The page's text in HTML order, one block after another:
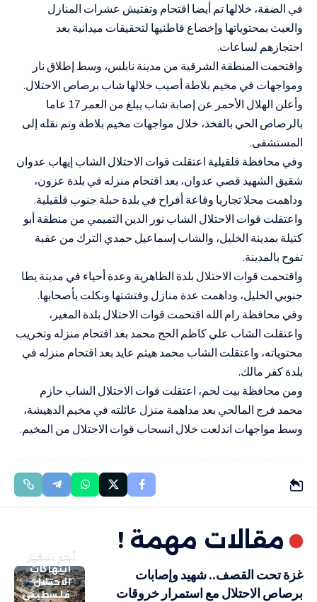
في الضفة، خلالها تم أيضا اقتحام وتفتيش عشرات المنازل
والعبث بمحتوياتها وإخضاع قاطنيها لتحقيقات ميدانية بعد
احتجازهم لساعات.
واقتحمت المنطقة الشرقية من مدينة نابلس، وسط إطلاق نار
ومواجهات في مخيم بلاطة أصيب خلالها شاب برصاص الاحتلال.
وأعلن الهلال الأحمر عن إصابة شاب يبلغ من العمر 17 عاما
بالرصاص الحي بالفخذ، خلال مواجهات مخيم بلاطة وتم نقله إلى
المستشفى.
وفي محافظة قلقيلية اعتقلت قوات الاحتلال الشاب إيهاب عدوان
شقيق الشهيد قصي عدوان، بعد اقتحام منزله في بلدة عزون،
وداهمت محلا تجاريا وقاعة أفراح في بلدة حبلة جنوب قلقيلية.
واعتقلت قوات الاحتلال الشاب نور الدين التميمي من منطقة أبو
كتيلة بمدينة الخليل، والشاب إسماعيل حمدي الترك من عقبة
تفوح بالمدينة.
واقتحمت قوات الاحتلال بلدة الظاهرية وعدة أحياء في مدينة يطا
جنوبي الخليل، وداهمت عدة منازل وفتشتها ونكلت بأصحابها.
وفي محافظة رام الله اقتحمت قوات الاحتلال بلدة المغير،
واعتقلت الشاب علي كاظم الحج محمد بعد اقتحام منزله وتخريب
محتوياته، واعتقلت الشاب محمد هيثم عايد بعد اقتحام منزله في
بلدة كفر مالك.
ومن محافظة بيت لحم، اعتقلت قوات الاحتلال الشاب حازم
محمد فرج المالحي بعد مداهمة منزل عائلته في مخيم الدهيشة،
وسط مواجهات اندلعت خلال انسحاب قوات الاحتلال من المخيم.
مقالات مهمة !
أهم الاخبار
انتهاكات
الاحتلال
فلسطيني
غزة تحت القصف.. شهيد وإصابات
برصاص الاحتلال مع استمرار خروقات